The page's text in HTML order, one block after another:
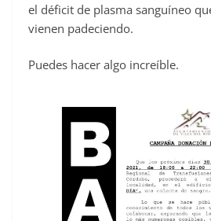
k
el déficit de plasma sanguíneo
vienen padeciendo.
Puedes hacer algo increíble.